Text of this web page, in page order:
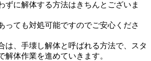
ずに解体する方法はきちんとございま
っても対処可能ですのでご安心くださ
は、手壊し解体と呼ばれる方法で、スタ
解体作業を進めていきます。